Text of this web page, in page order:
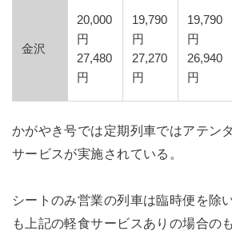
金沢
20,000
円
27,480
円
19,790
円
27,270
円
19,790
円
26,940
円
かがやき号では定期列車ではアテン
サービスが実施されている。
シートのみ営業の列車は臨時便を除
も上記の軽食サービスありの場合の